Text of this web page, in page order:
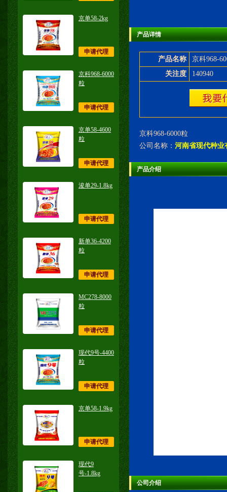
京单58-2kg
申请代理
京科968-6000
粒
申请代理
京单58-4600
粒
申请代理
浚单29-1.8kg
申请代理
新单36-4200
粒
申请代理
MC278-8000
粒
申请代理
现代9号-4400
粒
申请代理
京单58-1.9kg
申请代理
现代9
号-1.8kg
产品详情
产品名称
京科968-
关注度
140940
京科968-6000粒
公司名称： 河南省现代种业
产品介绍
公司介绍